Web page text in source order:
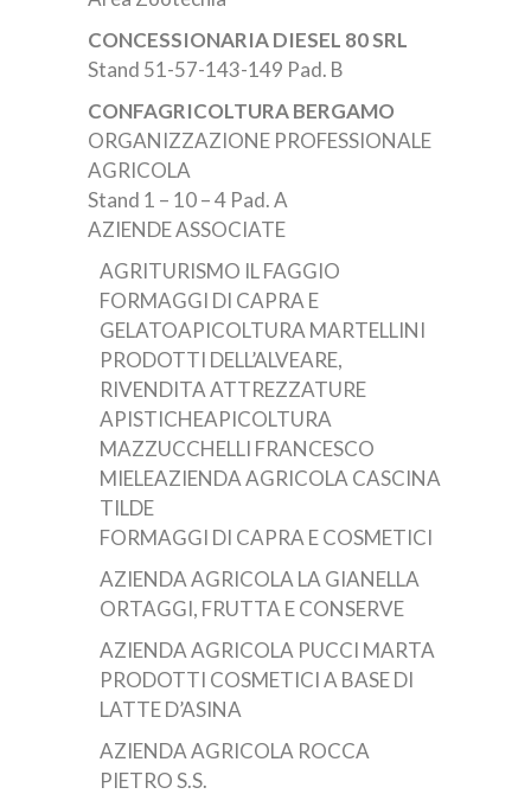
CONCESSIONARIA DIESEL 80 SRL
Stand 51-57-143-149 Pad. B
CONFAGRICOLTURA BERGAMO
ORGANIZZAZIONE PROFESSIONALE
AGRICOLA
Stand 1 – 10 – 4 Pad. A
AZIENDE ASSOCIATE
AGRITURISMO IL FAGGIO
FORMAGGI DI CAPRA E
GELATOAPICOLTURA MARTELLINI
PRODOTTI DELL’ALVEARE,
RIVENDITA ATTREZZATURE
APISTICHEAPICOLTURA
MAZZUCCHELLI FRANCESCO
MIELEAZIENDA AGRICOLA CASCINA
TILDE
FORMAGGI DI CAPRA E COSMETICI
AZIENDA AGRICOLA LA GIANELLA
ORTAGGI, FRUTTA E CONSERVE
AZIENDA AGRICOLA PUCCI MARTA
PRODOTTI COSMETICI A BASE DI
LATTE D’ASINA
AZIENDA AGRICOLA ROCCA
PIETRO S.S.